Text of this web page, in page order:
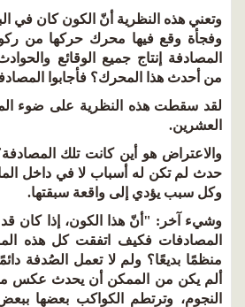
وتعني هذه النظرية أنّ الكون كان في
وفجأة وقع فيها محرك حركها من
المصادفة إنتاج جميع الوقائع
من أحدث هذا المحرك؟ فأجابوا
لقد سقطت هذه النظرية على ضوء
العشرين.
والاعتراض هو أين كانت تلك
حدث لم تكن له أسباب لا في داخل
وكل سبب يؤدي إلى واقعة سبقتها.
وشيء آخر: "أنّ هذا الكون، إذا كان
المصادفات فكيف اتفقت كل هذه
منظمًا بديعًا؟ ولم لا تعمل الصُدفة
ألم يكن من الممكن أن يحدث عكس
النجوم، وترتطم الكواكب بعضها